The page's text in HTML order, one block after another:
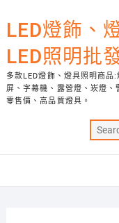
to
content
LED燈飾、
LED照明批
多款LED燈飾、燈具照明商
屏、字幕機、露營燈、崁燈
零售價、高品質燈具。